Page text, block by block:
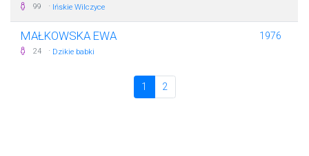
99 · Ińskie Wilczyce
MAŁKOWSKA EWA
24 · Dzikie babki
1976
1 2